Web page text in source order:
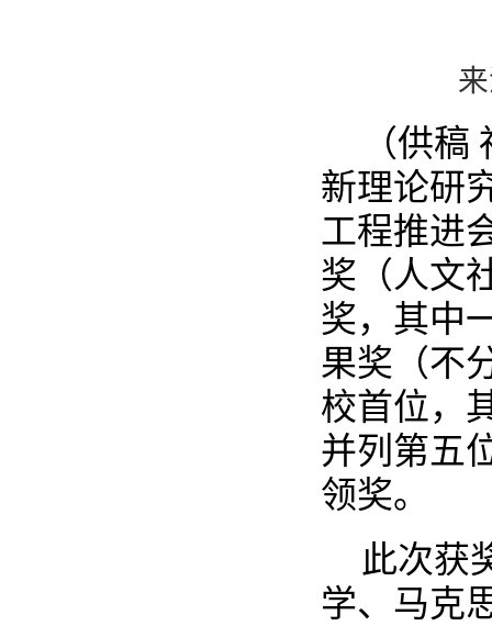
（供
新理论研
工程推进
奖（人文
奖，其中
果奖（不
校首位，
并列第五
领奖。
此次获
学、马克